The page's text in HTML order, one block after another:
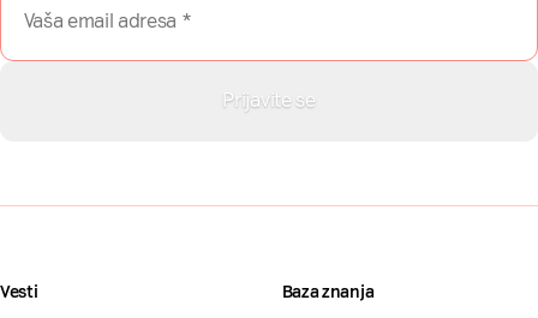
Vesti
Baza znanja